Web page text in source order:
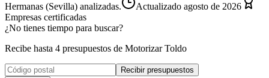
Hermanas (Sevilla) analizadas.
Actualizado agosto de 2026
Empresas certificadas
¿No tienes tiempo para buscar?
Recibe hasta 4 presupuestos de Motorizar Toldo
Recibir presupuestos